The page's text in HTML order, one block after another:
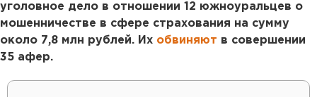
уголовное дело в отношении 12 южноуральцев о
мошенничестве в сфере страхования на сумму
около 7,8 млн рублей. Их обвиняют в совершении
35 афер.